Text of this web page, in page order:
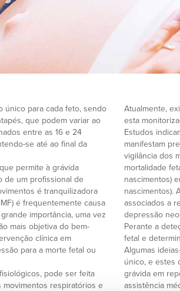
único para cada feto, sendo
que podem variar ao
entre as 16 e 24
se até ao final da
permite à grávida
de um profissional de
é tranquilizadora
é frequentemente causa
importância, uma vez
mais objetiva do bem-
clínica em
para a morte fetal ou
pode ser feita
movimentos respiratórios e
Atualmente,
esta
Estudos
manifestam
vigilância dos
mortalidade
nascimentos)
nascimentos).
associados a
depressão
Perante a
fetal e
Algumas
único, e estes
grávida em
assistência